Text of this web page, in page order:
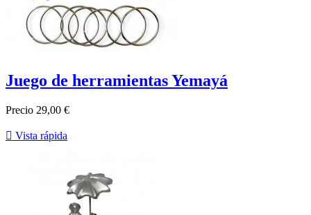
Juego de herramientas Yemayá
Precio 29,00 €
 Vista rápida